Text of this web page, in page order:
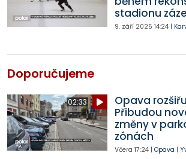
stadionu
9. září 2025 14:24|
Doporučujeme
02:33
Opava
Přibudou
změny v
zónách
Včera 17:24| Opava |